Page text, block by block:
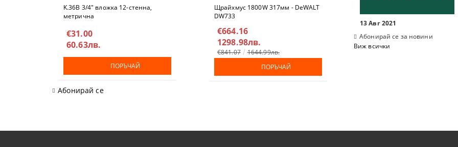
K.36B 3/4" вложкa 12-стeннa,
метричнa
€31.00
60.63лв.
ПОРЪЧАЙ
Абонирай се
Щрайхмус 1800W 317мм - DeWALT
DW733
€664.16
1298.98лв.
€841.07
1644.99лв.
ПОРЪЧАЙ
БАТЕРИЯ - DeWalt DCF961NT
638.40лв.
13 Авг 2021
Абонирай се за новини
Виж всички